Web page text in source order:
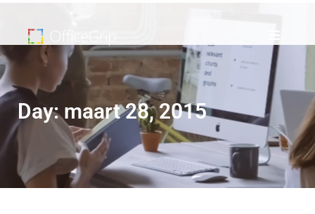
Day: maart 28, 2015